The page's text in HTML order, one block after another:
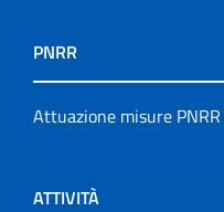
PNRR
Attuazione misure PNRR
ATTIVITÀ